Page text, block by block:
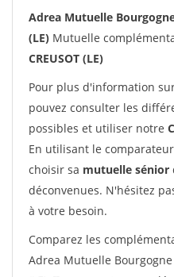
Adrea Mutuelle
(LE) Mutuelle
CREUSOT (LE)
Pour plus d'information
pouvez consulter les
possibles et utiliser notre
En utilisant le
choisir sa mutuelle sénior
déconvenues. N'hésitez
à votre besoin.
Comparez les
Adrea Mutuelle Bourgogne